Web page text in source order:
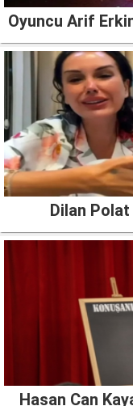
Oyuncu Arif
Dilan Polat
Hasan Can